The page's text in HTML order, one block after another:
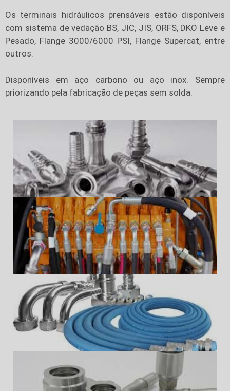
Os terminais hidráulicos prensáveis estão disponíveis
com sistema de vedação BS, JIC, JIS, ORFS, DKO Leve e
Pesado, Flange 3000/6000 PSI, Flange Supercat, entre
outros.
Disponíveis em aço carbono ou aço inox. Sempre
priorizando pela fabricação de peças sem solda.